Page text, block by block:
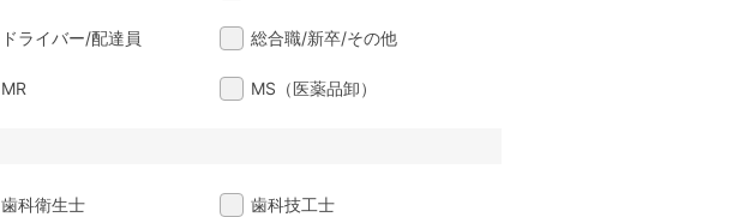
ドライバー/配達員 総合職/新卒/その他
MR MS（医薬品卸）
歯科衛生士 歯科技工士